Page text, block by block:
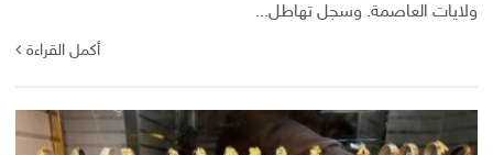
ولايات العاصمة. وسجل تهاطل...
أكمل القراءة